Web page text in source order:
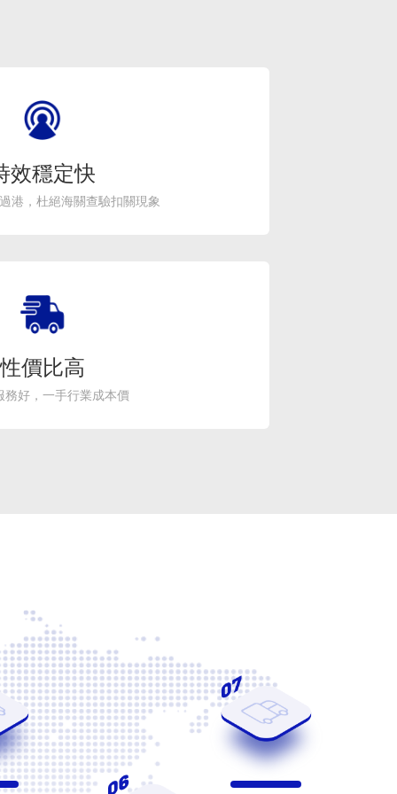
效穩定快
港，杜絕海關查驗扣關現象
性價比高
務好，一手行業成本價